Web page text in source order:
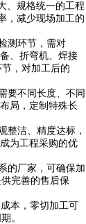
、规格统一的工程
，减少现场加工的
测环节，需对
、折弯机、焊接
，对加工后的
要不同长度、不同
局，定制特殊长
洁、精度达标，
为工程采购的优
的厂家，可确保加
完善的售后保
本，零切加工可
。